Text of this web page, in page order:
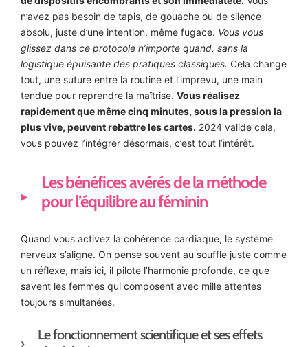
n’avez pas besoin de tapis, de gouache ou de silence
absolu, juste d’une intention, même fugace. Vous vous
glissez dans ce protocole n’importe quand, sans la
logistique épuisante des pratiques classiques. Cela change
tout, une suture entre la routine et l’imprévu, une main
tendue pour reprendre la maîtrise. Vous réalisez
rapidement que même cinq minutes, sous la pression la
plus vive, peuvent rebattre les cartes. 2024 valide cela,
vous pouvez l’intégrer désormais, c’est tout l’intérêt.
Les bénéfices avérés de la méthode
pour l’équilibre au féminin
Quand vous activez la cohérence cardiaque, le système
nerveux s’aligne. On pense souvent au souffle juste comme
un réflexe, mais ici, il pilote l’harmonie profonde, ce que
savent les femmes qui composent avec mille attentes
toujours simultanées.
Le fonctionnement scientifique et ses effets